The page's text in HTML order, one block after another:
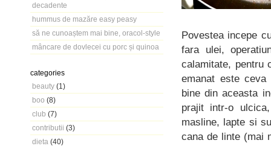
decadente
hummus de mazăre easy peasy
să ne cunoaștem mai bine, oracol-style
mâncare de dovlecei cu porc și quinoa
categories
beauty (1)
boo (8)
club (7)
contributii (3)
dieta (40)
Povestea incepe
fara ulei,
calamitate, pentru
emanat este
bine din aceasta
prajit intr-o
masline, lapte si
cana de linte (mai